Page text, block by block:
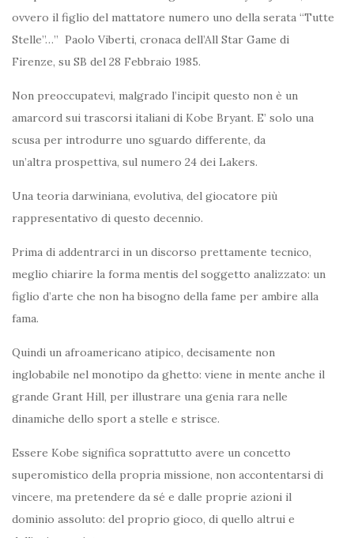
ovvero il figlio del mattatore numero uno della serata “Tutte
Stelle”…” Paolo Viberti, cronaca dell’All Star Game di
Firenze, su SB del 28 Febbraio 1985.
Non preoccupatevi, malgrado l’incipit questo non è un
amarcord sui trascorsi italiani di Kobe Bryant. E’ solo una
scusa per introdurre uno sguardo differente, da
un’altra prospettiva, sul numero 24 dei Lakers.
Una teoria darwiniana, evolutiva, del giocatore più
rappresentativo di questo decennio.
Prima di addentrarci in un discorso prettamente tecnico,
meglio chiarire la forma mentis del soggetto analizzato: un
figlio d’arte che non ha bisogno della fame per ambire alla
fama.
Quindi un afroamericano atipico, decisamente non
inglobabile nel monotipo da ghetto: viene in mente anche il
grande Grant Hill, per illustrare una genia rara nelle
dinamiche dello sport a stelle e strisce.
Essere Kobe significa soprattutto avere un concetto
superomistico della propria missione, non accontentarsi di
vincere, ma pretendere da sé e dalle proprie azioni il
dominio assoluto: del proprio gioco, di quello altrui e